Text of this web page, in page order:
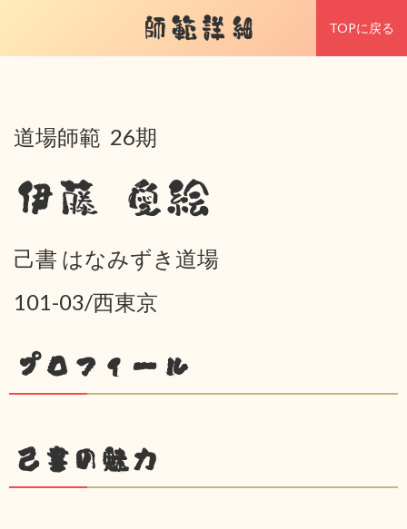
師範詳細 TOPに戻る
道場師範 26期
伊藤 愛絵
己書 はなみずき道場
101-03/西東京
プロフィール
己書の魅力